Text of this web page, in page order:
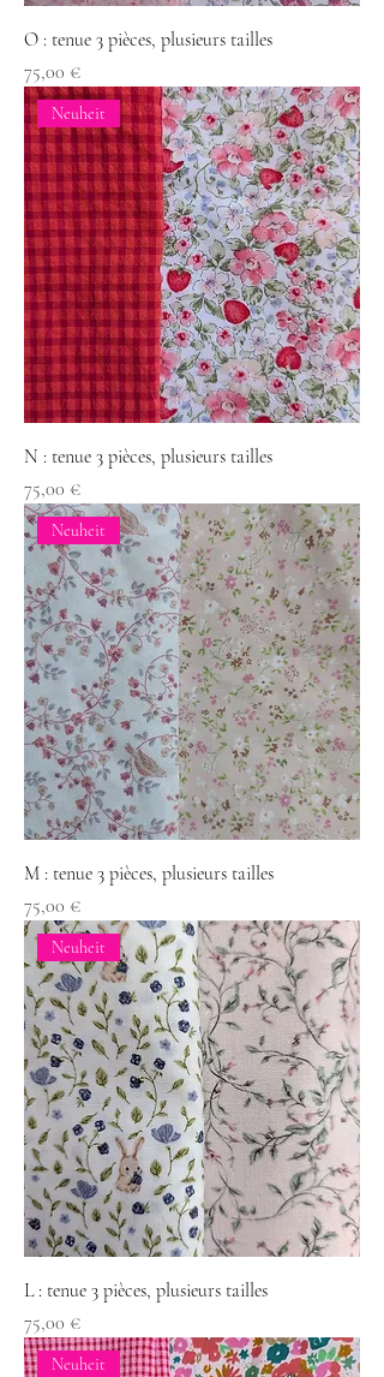
O : tenue 3 pièces, plusieurs tailles
Preis
75,00 €
Neuheit
N : tenue 3 pièces, plusieurs tailles
Preis
75,00 €
Neuheit
M : tenue 3 pièces, plusieurs tailles
Preis
75,00 €
Neuheit
L : tenue 3 pièces, plusieurs tailles
Preis
75,00 €
Neuheit